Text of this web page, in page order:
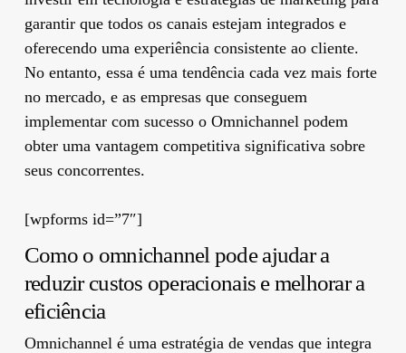
garantir que todos os canais estejam integrados e
oferecendo uma experiência consistente ao cliente.
No entanto, essa é uma tendência cada vez mais forte
no mercado, e as empresas que conseguem
implementar com sucesso o Omnichannel podem
obter uma vantagem competitiva significativa sobre
seus concorrentes.
[wpforms id=”7″]
Como o omnichannel pode ajudar a
reduzir custos operacionais e melhorar a
eficiência
Omnichannel é uma estratégia de vendas que integra